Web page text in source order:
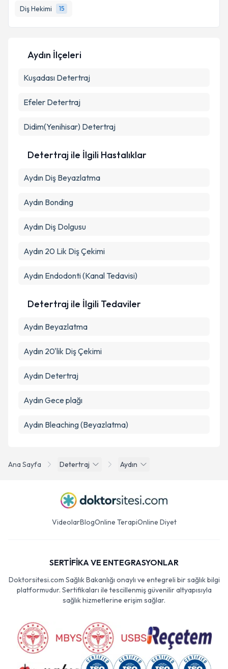
Diş Hekimi
15
bilgilendireceğiz.
E-posta Adresiniz
Kişisel verilerimin işlenmesine ilişkin
kapsamda işlenmesini kabul ediyorum.
Takvim Talebini Gönder
Ana Sayfa Detertraj Aydın
Aydın İlçeleri
Kuşadası Detertraj
Efeler Detertraj
Didim(Yenihisar) Detertraj
Detertraj ile İlgili Hastalıklar
Aydın Diş Beyazlatma
Aydın Bonding
Aydın Diş Dolgusu
Aydın 20 Lik Diş Çekimi
Aydın Endodonti (Kanal Tedavisi)
Detertraj ile İlgili Tedaviler
Aydın Beyazlatma
Aydın 20'lik Diş Çekimi
Aydın Detertraj
Aydın Gece plağı
Aydın Bleaching (Beyazlatma)
VideolarBlogOnline TerapiOnline Diyet
SERTİFİKA VE ENTEGRASYONLAR
Doktorsitesi.com Sağlık Bakanlığı onaylı ve entegreli bir sağlık bilgi
platformudur. Sertifikaları ile tescillenmiş güvenilir altyapısıyla
sağlık hizmetlerine erişim sağlar.